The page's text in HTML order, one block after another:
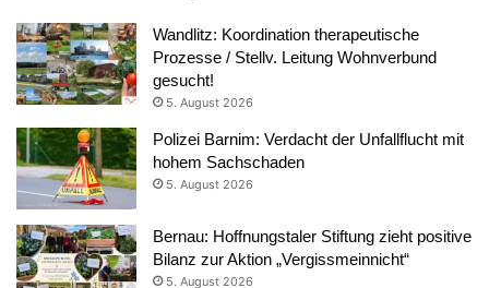
Wandlitz: Koordination therapeutische
Prozesse / Stellv. Leitung Wohnverbund
gesucht!
5. August 2026
Polizei Barnim: Verdacht der Unfallflucht mit
hohem Sachschaden
5. August 2026
Bernau: Hoffnungstaler Stiftung zieht positive
Bilanz zur Aktion „Vergissmeinnicht“
5. August 2026